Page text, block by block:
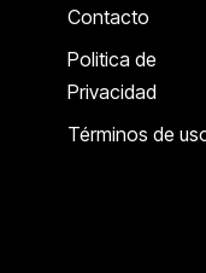
Contacto
Politica de
Privacidad
Términos de